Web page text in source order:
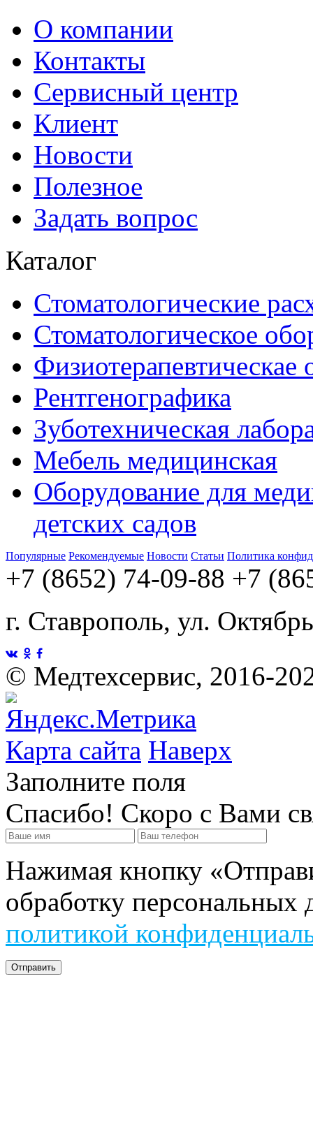
О компании
Контакты
Сервисный центр
Клиент
Новости
Полезное
Задать вопрос
Каталог
Стоматологические
Стоматологическое
Физиотерапевтическае
Рентгенографика
Зуботехническая
Мебель медицинская
Оборудование для
детских садов
Популярные Рекомендуемые Новости Статьи Политика
+7 (8652) 74-09-88 +7
г. Ставрополь, ул.
© Медтехсервис, 2016-
Карта сайта Наверх
Заполните поля
Спасибо! Скоро с Вами
Нажимая кнопку
обработку персональных
политикой
Отправить